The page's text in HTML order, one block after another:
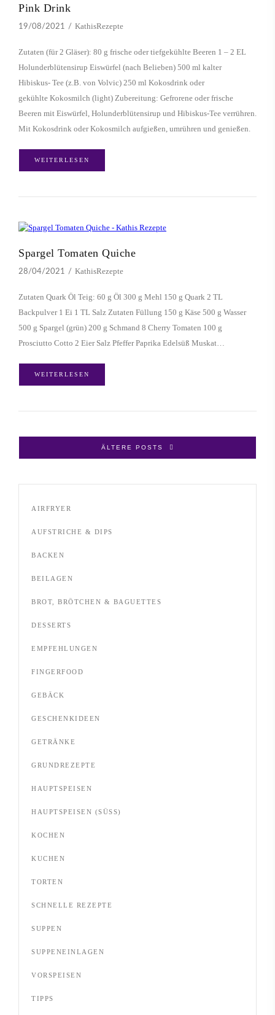
Pink Drink
19/08/2021 KathisRezepte
Zutaten (für 2 Gläser): 80 g frische oder tiefgekühlte Beeren 1 – 2 EL
Holunderblütensirup Eiswürfel (nach Belieben) 500 ml kalter
Hibiskus- Tee (z.B. von Volvic) 250 ml Kokosdrink oder
gekühlte Kokosmilch (light) Zubereitung: Gefrorene oder frische
Beeren mit Eiswürfel, Holunderblütensirup und Hibiskus-Tee verrühren.
Mit Kokosdrink oder Kokosmilch aufgießen, umrühren und genießen.
WEITERLESEN
Spargel Tomaten Quiche
28/04/2021 KathisRezepte
Zutaten Quark Öl Teig: 60 g Öl 300 g Mehl 150 g Quark 2 TL
Backpulver 1 Ei 1 TL Salz Zutaten Füllung 150 g Käse 500 g Wasser
500 g Spargel (grün) 200 g Schmand 8 Cherry Tomaten 100 g
Prosciutto Cotto 2 Eier Salz Pfeffer Paprika Edelsüß Muskat…
WEITERLESEN
ÄLTERE POSTS
AIRFRYER
AUFSTRICHE & DIPS
BACKEN
BEILAGEN
BROT, BRÖTCHEN & BAGUETTES
DESSERTS
EMPFEHLUNGEN
FINGERFOOD
GEBÄCK
GESCHENKIDEEN
GETRÄNKE
GRUNDREZEPTE
HAUPTSPEISEN
HAUPTSPEISEN (SÜSS)
KOCHEN
KUCHEN
TORTEN
SCHNELLE REZEPTE
SUPPEN
SUPPENEINLAGEN
VORSPEISEN
TIPPS